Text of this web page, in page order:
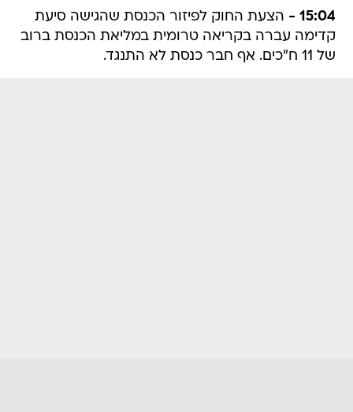
15:04 -
הצעת החוק לפיזור הכנסת שהגישה סיעת
קדימה עברה בקריאה טרומית במליאת הכנסת ברוב
של 11 ח"כים. אף חבר כנסת לא התנגד.